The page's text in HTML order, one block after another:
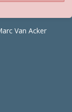
Van Acker